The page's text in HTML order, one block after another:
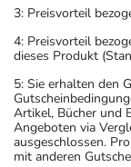
3: Preisvorteil
4: Preisvorteil
dieses Produkt
5: Sie erhalten den
Artikel, Bücher und
Angeboten via
ausgeschlossen.
mit anderen